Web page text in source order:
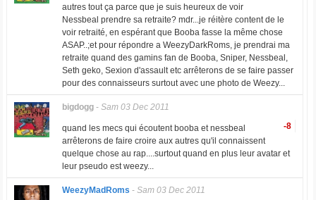
autres tout ça parce que je suis heureux de voir
Nessbeal prendre sa retraite? mdr...je réitère content de le
voir retraité, en espérant que Booba fasse la même chose
ASAP..;et pour répondre a WeezyDarkRoms, je prendrai ma
retraite quand des gamins fan de Booba, Sniper, Nessbeal,
Seth geko, Sexion d'assault etc arrêterons de se faire passer
pour des connaisseurs surtout avec une photo de Weezy...
bigdogg- Sam 03 Dec 2011
-8
quand les mecs qui écoutent booba et nessbeal
arrêterons de faire croire aux autres qu'il connaissent
quelque chose au rap....surtout quand en plus leur avatar et
leur pseudo est weezy...
WeezyMadRoms - Sam 03 Dec 2011